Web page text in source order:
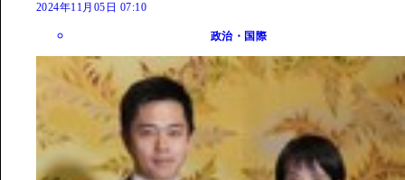
2024年11月05日 07:10
政治・国際